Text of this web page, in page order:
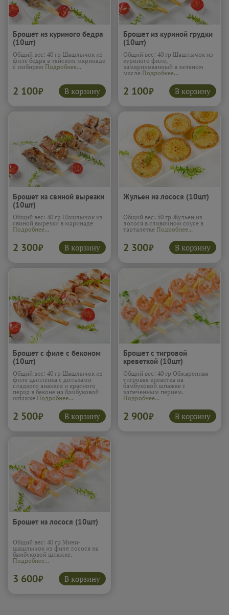
Брошет из куриного бедра
(10шт)
Общий вес: 40 гр Шашлычок из
филе бедра в тайском маринаде
с имбирем Подробнее...
2 100₽ В корзину
Брошет из куриной грудки
(10шт)
Общий вес: 40 гр Шашлычок из
куриного филе,
замаринованный в зеленом
масле Подробнее...
2 100₽ В корзину
Брошет из свиной вырезки
(10шт)
Общий вес: 40 гр Шашлычок из
свиной вырезки в маринаде
Подробнее...
2 300₽ В корзину
Жульен из лосося (10шт)
Общий вес: 50 гр Жульен из
лосося в сливочном соусе в
тарталетке Подробнее...
2 300₽ В корзину
Брошет с филе с беконом
(10шт)
Общий вес: 40 гр Шашлычок из
филе цыпленка с дольками
сладкого ананаса и красного
перца в беконе на бамбуковой
шпажке Подробнее...
2 500₽ В корзину
Брошет с тигровой
креветкой (10шт)
Общий вес: 40 гр Обжаренная
тигровая креветка на
бамбуковой шпажке с
запеченным перцем.
Подробнее...
2 900₽ В корзину
Брошет из лосося (10шт)
Общий вес: 40 гр Мини-
шашлычок из филе лосося на
бамбуковой шпажке.
Подробнее...
3 600₽ В корзину